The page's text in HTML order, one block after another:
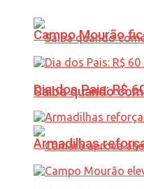
Saiba quando
Campo Mourão
Dia dos Pais: R$
Armadilhas